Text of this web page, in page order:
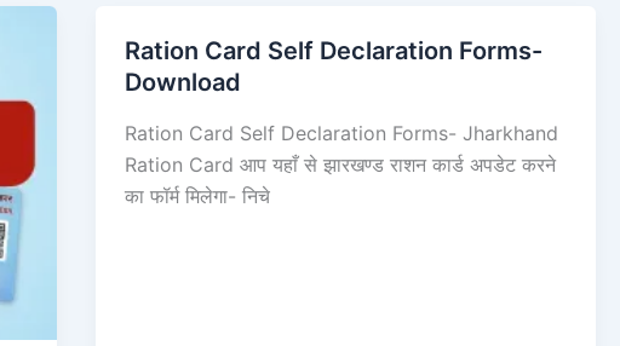
Ration Card Self Declaration Forms-
Download
Ration Card Self Declaration Forms- Jharkhand
Ration Card आप यहाँ से झारखण्ड राशन कार्ड अपडेट करने
का फॉर्म मिलेगा- निचे